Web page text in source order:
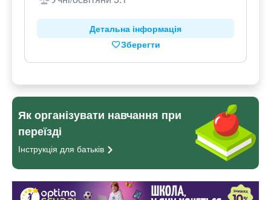
Детальна інформація
Зберегти
Як організувати навчання при
переїзді
Інструкція для батьків